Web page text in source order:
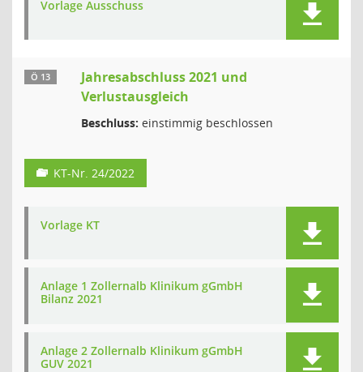
Vorlage Ausschuss
Ö 13
Jahresabschluss 2021 und
Verlustausgleich
Beschluss: einstimmig beschlossen
KT-Nr. 24/2022
Vorlage KT
Anlage 1 Zollernalb Klinikum gGmbH
Bilanz 2021
Anlage 2 Zollernalb Klinikum gGmbH
GUV 2021